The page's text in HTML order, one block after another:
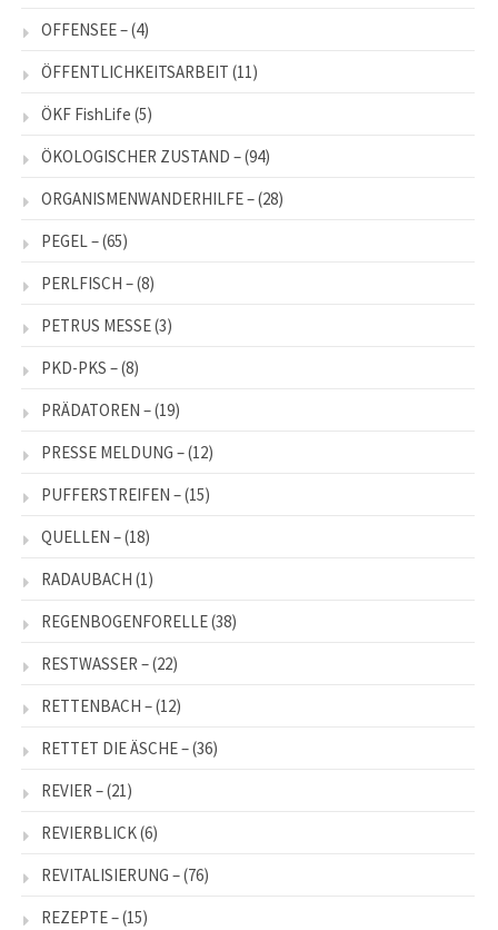
OFFENSEE –(4)
ÖFFENTLICHKEITSARBEIT (11)
ÖKF FishLife (5)
ÖKOLOGISCHER ZUSTAND –(94)
ORGANISMENWANDERHILFE –(28)
PEGEL –(65)
PERLFISCH –(8)
PETRUS MESSE(3)
PKD-PKS –(8)
PRÄDATOREN –(19)
PRESSE MELDUNG –(12)
PUFFERSTREIFEN –(15)
QUELLEN –(18)
RADAUBACH (1)
REGENBOGENFORELLE(38)
RESTWASSER –(22)
RETTENBACH –(12)
RETTET DIE ÄSCHE –(36)
REVIER –(21)
REVIERBLICK(6)
REVITALISIERUNG –(76)
REZEPTE –(15)